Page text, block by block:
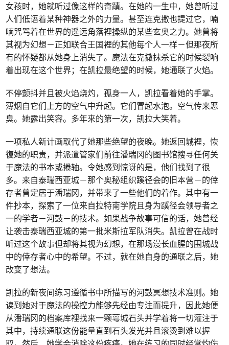
女孩时，她就听过像这样的奇蹟。在她的一生中，她曾听过
人们低语着某种神器之外的力量。甚至连克撒也提过它，喃
喃咒骂着在世界的遥远角落裡操纵的某些玄奥之力。她曾将
其视为幻想－正如联合王国裡的其他每个人一样－但那夜所
有的怀疑都从她身上消失了。魔法在克撒抹杀它的时候裂响
着出现在这个世界；在凯拉最绝望的时候，她通联了火焰。
不停颤抖并且被火焰烧灼，孤身一人，凯拉看着她的手掌。
薄烟自它们上方的空气中升起。它们冒起水泡。空气传来恶
臭。她露出笑容。多年来的第一次，凯拉大笑着。
一项私人新计画取代了她那些绝望的夜晚。她返回城裡，恢
復她的职责，并派遣管家们前往潘瑞冈的图书馆搜寻任何关
于魔法的书本或捲轴。令她感到惊讶的是，他们找到了很
多。来自泰瑞西亚城－那个奥秘组织蹊径会的旧本营－的倖
存者曾定居于潘瑞冈，并带来了一些他们的着作。其中有一
件抄本，探索了一位来自拉特南学院且身为蹊径会领导者之
一的学者－河鼓－的技术。如果战争故事可信的话，她曾经
让袭击泰瑞西亚城的第一批米斯拉军队消失。凯拉曾在战时
听过这个故事但却将其视为幻想，在那场漫长血腥的围城战
中的倖存者心中的希望。不过，就在她自身的通联之后，她
改变了想法。
凯拉的新夜间练习遵循书中所描写的河鼓冥想技术准则。她
读到她对于魔法的操控力能够先经由专注而提升，因此她便
从潘瑞冈的档案库裡找来一颗萼城石头并学着将一切灌注于
其中，持续通联这份能量直到石头发光并且滚烫到难以握